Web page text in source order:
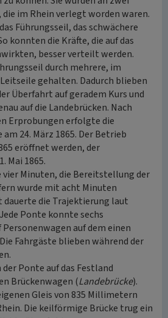
im Rhein verlegt worden waren.
Führungsseil, das schwächere
konnten die Kräfte, die auf das
besser verteilt werden.
durch mehrere, im
gehalten. Dadurch blieben
Überfahrt auf geradem Kurs und
auf die Landebrücken. Nach
Erprobungen erfolgte die
24. März 1865. Der Betrieb
eröffnet werden, der
Mai 1865.
vier Minuten, die Bereitstellung der
wurde mit acht Minuten
dauerte die Trajektierung laut
Ponte konnte sechs
auf dem einen
Fahrgäste blieben während der
Ponte auf das Festland
Brückenwagen (Landebrücke).
Gleis von 835 Millimetern
Die keilförmige Brücke trug ein